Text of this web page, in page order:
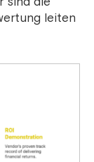
leiten